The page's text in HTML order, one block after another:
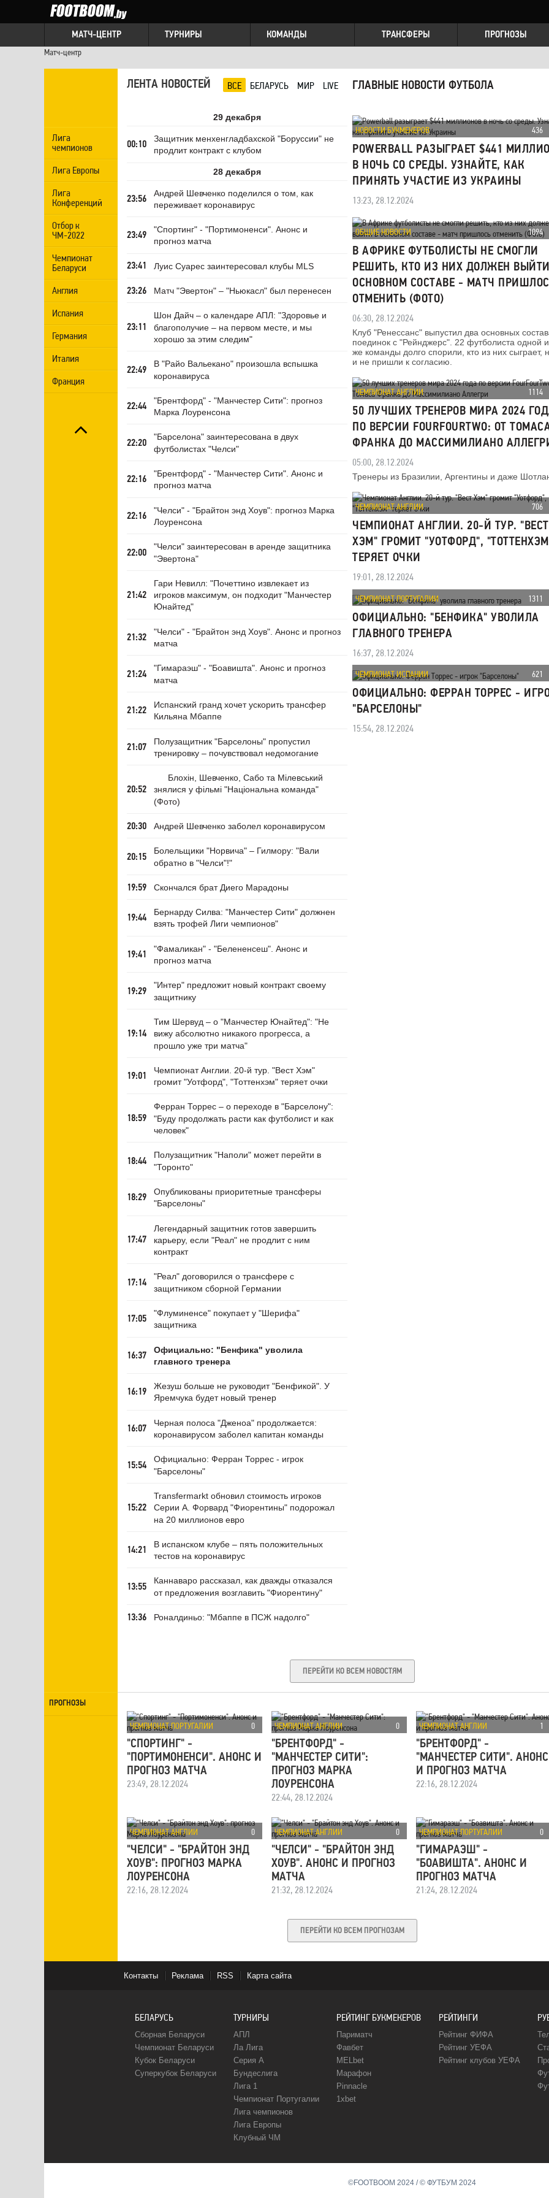
МАТЧ-ЦЕНТР ТУРНИРЫ КОМАНДЫ ТРАНСФЕРЫ ПРОГНОЗЫ
Матч-центр
Лига
чемпионов
Лига Европы
Лига
Конференций
Отбор к
ЧМ-2022
Чемпионат
Беларуси
Англия
Испания
Германия
Италия
Франция
ЛЕНТА НОВОСТЕЙ ВСЕ БЕЛАРУСЬ МИР LIVE
29 декабря
00:10
Защитник менхенгладбахской "Боруссии" не
продлит контракт с клубом
28 декабря
23:56
Андрей Шевченко поделился о том, как
переживает коронавирус
23:49
"Спортинг" - "Портимоненси". Анонс и
прогноз матча
23:41 Луис Суарес заинтересовал клубы MLS
23:26 Матч "Эвертон" – "Ньюкасл" был перенесен
23:11
Шон Дайч – о календаре АПЛ: "Здоровье и
благополучие – на первом месте, и мы
хорошо за этим следим"
22:49
В "Райо Вальекано" произошла вспышка
коронавируса
22:44
"Брентфорд" - "Манчестер Сити": прогноз
Марка Лоуренсона
22:20
"Барселона" заинтересована в двух
футболистах "Челси"
22:16
"Брентфорд" - "Манчестер Сити". Анонс и
прогноз матча
22:16
"Челси" - "Брайтон энд Хоув": прогноз Марка
Лоуренсона
22:00
"Челси" заинтересован в аренде защитника
"Эвертона"
21:42
Гари Невилл: "Почеттино извлекает из
игроков максимум, он подходит "Манчестер
Юнайтед"
21:32
"Челси" - "Брайтон энд Хоув". Анонс и прогноз
матча
21:24
"Гимараэш" - "Боавишта". Анонс и прогноз
матча
21:22
Испанский гранд хочет ускорить трансфер
Кильяна Мбаппе
21:07
Полузащитник "Барселоны" пропустил
тренировку – почувствовал недомогание
20:52
Блохiн, Шевченко, Сабо та Мiлевський
знялися у фiльмi "Національна команда"
(Фото)
20:30 Андрей Шевченко заболел коронавирусом
20:15
Болельщики "Норвича" – Гилмору: "Вали
обратно в "Челси"!"
19:59 Скончался брат Диего Марадоны
19:44
Бернарду Силва: "Манчестер Сити" должнен
взять трофей Лиги чемпионов"
19:41
"Фамаликан" - "Белененсеш". Анонс и
прогноз матча
19:29
"Интер" предложит новый контракт своему
защитнику
19:14
Тим Шервуд – о "Манчестер Юнайтед": "Не
вижу абсолютно никакого прогресса, а
прошло уже три матча"
19:01
Чемпионат Англии. 20-й тур. "Вест Хэм"
громит "Уотфорд", "Тоттенхэм" теряет очки
18:59
Ферран Торрес – о переходе в "Барселону":
"Буду продолжать расти как футболист и как
человек"
18:44
Полузащитник "Наполи" может перейти в
"Торонто"
18:29
Опубликованы приоритетные трансферы
"Барселоны"
17:47
Легендарный защитник готов завершить
карьеру, если "Реал" не продлит с ним
контракт
17:14
"Реал" договорился о трансфере с
защитником сборной Германии
17:05
"Флуминенсе" покупает у "Шерифа"
защитника
16:37
Официально: "Бенфика" уволила
главного тренера
16:19
Жезуш больше не руководит "Бенфикой". У
Яремчука будет новый тренер
16:07
Черная полоса "Дженоа" продолжается:
коронавирусом заболел капитан команды
15:54
Официально: Ферран Торрес - игрок
"Барселоны"
15:22
Transfermarkt обновил стоимость игроков
Серии А. Форвард "Фиорентины" подорожал
на 20 миллионов евро
14:21
В испанском клубе – пять положительных
тестов на коронавирус
13:55
Каннаваро рассказал, как дважды отказался
от предложения возглавить "Фиорентину"
13:36 Роналдиньо: "Мбаппе в ПСЖ надолго"
ГЛАВНЫЕ НОВОСТИ ФУТБОЛА
НОВОСТИ БУКМЕКЕРОВ 436
POWERBALL РАЗЫГРАЕТ $441
В НОЧЬ СО СРЕДЫ. УЗНАЙТЕ, КАК
ПРИНЯТЬ УЧАСТИЕ ИЗ УКРАИНЫ
13:23, 28.12.2024
ОБЩИЕ НОВОСТИ 1094
В АФРИКЕ ФУТБОЛИСТЫ НЕ СМОГЛИ
РЕШИТЬ, КТО ИЗ НИХ ДОЛЖЕН
ОСНОВНОМ СОСТАВЕ - МАТЧ
ОТМЕНИТЬ (ФОТО)
06:30, 28.12.2024
Клуб "Ренессанс" выпустил два основных
поединок с "Рейнджерс". 22 футболиста одной
же команды долго спорили, кто из них сыграет,
и не пришли к согласию.
ЧЕМПИОНАТ АНГЛИИ 1114
50 ЛУЧШИХ ТРЕНЕРОВ МИРА 2024
ПО ВЕРСИИ FOURFOURTWO: ОТ
ФРАНКА ДО МАССИМИЛИАНО
05:00, 28.12.2024
Тренеры из Бразилии, Аргентины и даже
ЧЕМПИОНАТ АНГЛИИ 706
ЧЕМПИОНАТ АНГЛИИ. 20-Й ТУР. "ВЕСТ
ХЭМ" ГРОМИТ "УОТФОРД",
ТЕРЯЕТ ОЧКИ
19:01, 28.12.2024
ЧЕМПИОНАТ ПОРТУГАЛИИ 1311
ОФИЦИАЛЬНО: "БЕНФИКА" УВОЛИЛА
ГЛАВНОГО ТРЕНЕРА
16:37, 28.12.2024
ЧЕМПИОНАТ ИСПАНИИ 621
ОФИЦИАЛЬНО: ФЕРРАН ТОРРЕС -
"БАРСЕЛОНЫ"
15:54, 28.12.2024
ПЕРЕЙТИ КО ВСЕМ НОВОСТЯМ
ПРОГНОЗЫ
ЧЕМПИОНАТ ПОРТУГАЛИИ 0
"СПОРТИНГ" -
"ПОРТИМОНЕНСИ". АНОНС И
ПРОГНОЗ МАТЧА
23:49, 28.12.2024
ЧЕМПИОНАТ АНГЛИИ 0
"БРЕНТФОРД" -
"МАНЧЕСТЕР СИТИ":
ПРОГНОЗ МАРКА
ЛОУРЕНСОНА
22:44, 28.12.2024
ЧЕМПИОНАТ АНГЛИИ 1
"БРЕНТФОРД" -
"МАНЧЕСТЕР СИТИ". АНОНС
И ПРОГНОЗ МАТЧА
22:16, 28.12.2024
ЧЕМПИОНАТ АНГЛИИ 0
"ЧЕЛСИ" - "БРАЙТОН ЭНД
ХОУВ": ПРОГНОЗ МАРКА
ЛОУРЕНСОНА
22:16, 28.12.2024
ЧЕМПИОНАТ АНГЛИИ 0
"ЧЕЛСИ" - "БРАЙТОН ЭНД
ХОУВ". АНОНС И ПРОГНОЗ
МАТЧА
21:32, 28.12.2024
ЧЕМПИОНАТ ПОРТУГАЛИИ 0
"ГИМАРАЭШ" -
"БОАВИШТА". АНОНС И
ПРОГНОЗ МАТЧА
21:24, 28.12.2024
ПЕРЕЙТИ КО ВСЕМ ПРОГНОЗАМ
Контакты Реклама RSS Карта сайта
БЕЛАРУСЬ
Сборная Беларуси
Чемпионат Беларуси
Кубок Беларуси
Суперкубок Беларуси
ТУРНИРЫ
АПЛ
Ла Лига
Серия А
Бундеслига
Лига 1
Чемпионат Португалии
Лига чемпионов
Лига Европы
Клубный ЧМ
РЕЙТИНГ БУКМЕКЕРОВ
Париматч
Фавбет
MELbet
Марафон
Pinnacle
1xbet
РЕЙТИНГИ
Рейтинг ФИФА
Рейтинг УЕФА
Рейтинг клубов УЕФА
©FOOTBOOM 2024 / © ФУТБУМ 2024